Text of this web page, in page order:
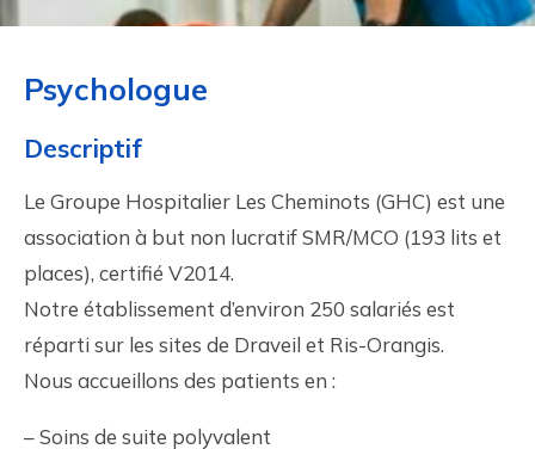
Psychologue
Descriptif
Le Groupe Hospitalier Les Cheminots (GHC) est une
association à but non lucratif SMR/MCO (193 lits et
places), certifié V2014.
Notre établissement d’environ 250 salariés est
réparti sur les sites de Draveil et Ris-Orangis.
Nous accueillons des patients en :
– Soins de suite polyvalent